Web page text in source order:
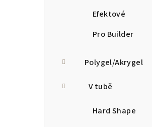
Efektové
Pro Builder
Polygel/Akrygel
V tubě
Hard Shape